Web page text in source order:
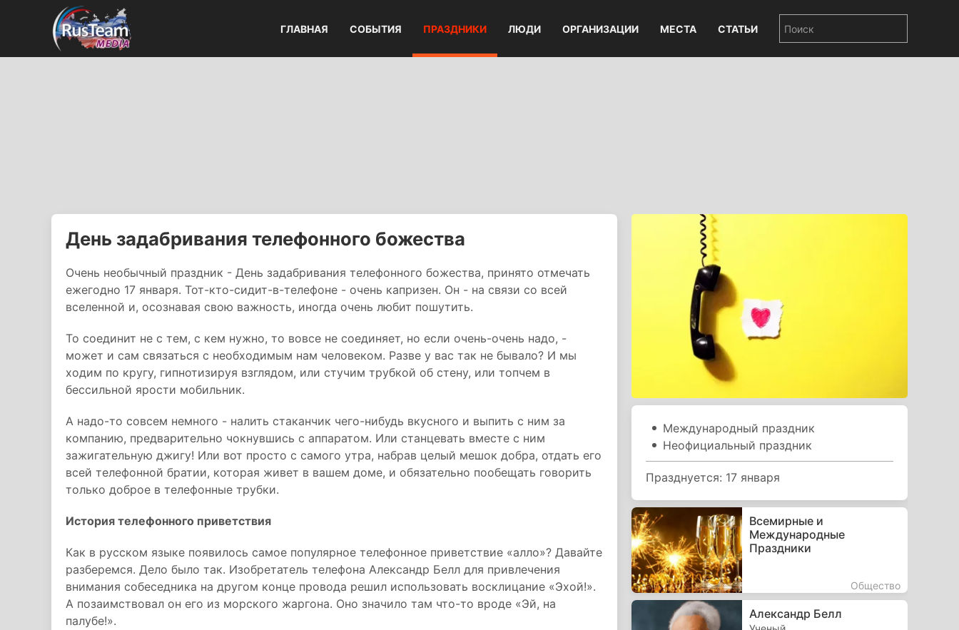
ГЛАВНАЯ СОБЫТИЯ ПРАЗДНИКИ ЛЮДИ ОРГАНИЗАЦИИ МЕСТА СТАТЬИ
День задабривания телефонного божества
Очень необычный праздник - День задабривания телефонного божества, принято отмечать
ежегодно 17 января. Тот-кто-сидит-в-телефоне - очень капризен. Он - на связи со всей
вселенной и, осознавая свою важность, иногда очень любит пошутить.
То соединит не с тем, с кем нужно, то вовсе не соединяет, но если очень-очень надо, -
может и сам связаться с необходимым нам человеком. Разве у вас так не бывало? И мы
ходим по кругу, гипнотизируя взглядом, или стучим трубкой об стену, или топчем в
бессильной ярости мобильник.
А надо-то совсем немного - налить стаканчик чего-нибудь вкусного и выпить с ним за
компанию, предварительно чокнувшись с аппаратом. Или станцевать вместе с ним
зажигательную джигу! Или вот просто с самого утра, набрав целый мешок добра, отдать его
всей телефонной братии, которая живет в вашем доме, и обязательно пообещать говорить
только доброе в телефонные трубки.
История телефонного приветствия
Как в русском языке появилось самое популярное телефонное приветствие «алло»? Давайте
разберемся. Дело было так. Изобретатель телефона Александр Белл для привлечения
внимания собеседника на другом конце провода решил использовать восклицание «Эхой!».
А позаимствовал он его из морского жаргона. Оно значило там что-то вроде «Эй, на
палубе!».
Международный праздник
Неофициальный праздник
Празднуется: 17 января
Всемирные и
Международные
Праздники
Общество
Александр Белл